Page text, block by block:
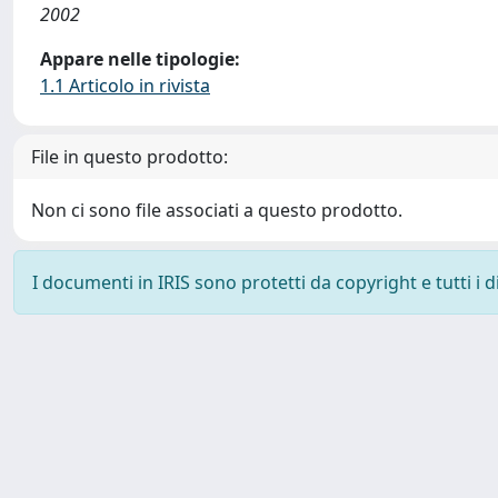
2002
Appare nelle tipologie:
1.1 Articolo in rivista
File in questo prodotto:
Non ci sono file associati a questo prodotto.
I documenti in IRIS sono protetti da copyright e tutti i